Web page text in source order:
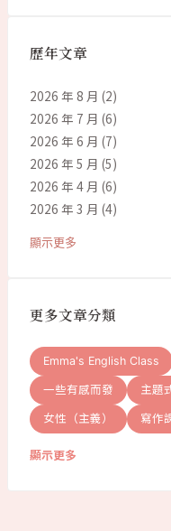
歷年文章
2026 年 8 月 (2)
2026 年 7 月 (6)
2026 年 6 月 (7)
2026 年 5 月 (5)
2026 年 4 月 (6)
2026 年 3 月 (4)
顯示更多
更多文章分類
Emma's English Class
一些有感而發 主題
女性（主義） 寫作
顯示更多